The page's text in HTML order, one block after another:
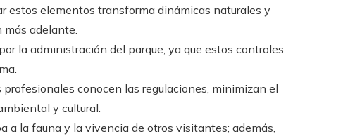
estos elementos transforma dinámicas naturales y
adelante.
la administración del parque, ya que estos controles
profesionales conocen las regulaciones, minimizan el
y cultural.
a la fauna y la vivencia de otros visitantes; además,